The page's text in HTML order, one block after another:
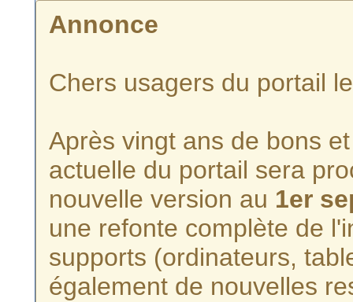
Annonce
Chers usagers du portail
Après vingt ans de bons
actuelle du portail sera
nouvelle version au 1er
une refonte complète de
supports (ordinateurs,
également de nouvelles